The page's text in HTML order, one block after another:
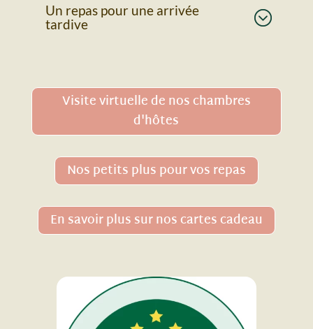
Un repas pour une arrivée
tardive
Visite virtuelle de nos chambres
d'hôtes
Nos petits plus pour vos repas
En savoir plus sur nos cartes cadeau